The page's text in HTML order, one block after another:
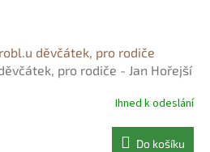
děvčátek, pro rodiče
pro rodiče - Jan Hořejší
Ihned k odeslání
Do košíku